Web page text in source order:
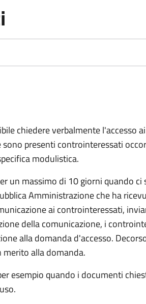
chiedere verbalmente l'accesso
presenti controinteressati
modulistica.
un massimo di 10 giorni quando ci
Amministrazione che ha
ai controinteressati,
della comunicazione, i
alla domanda d'accesso.
merito alla domanda.
esempio quando i documenti